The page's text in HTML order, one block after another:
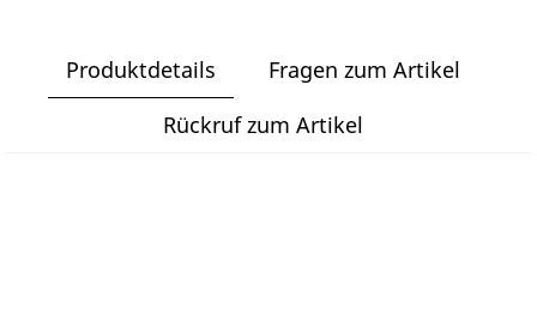
Produktdetails
Fragen zum Artikel
Rückruf zum Artikel